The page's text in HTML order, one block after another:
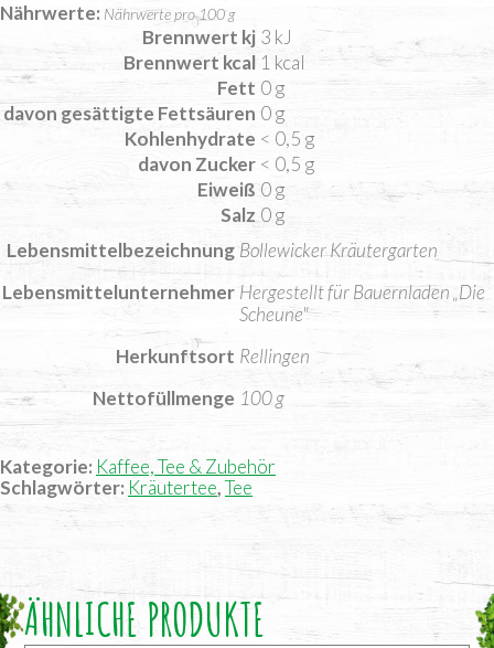
Nährwerte Nährwerte pro 100 g
Brennwert kj 3 kJ
Brennwert kcal 1 kcal
Fett 0g
davon gesättigte Fettsäuren 0g
Kohlenhydrate < 0,5 g
davon Zucker < 0,5 g
Eiweiß 0g
Salz 0g
Lebensmittelbezeichnung Bollewicker Kräutergarten
Lebensmittelunternehmer Hergestellt für Bauernladen „Die
Scheune"
Herkunftsort Rellingen
Nettofüllmenge 100 g
Kategorie: Kaffee, Tee & Zubehör
Schlagwörter: Kräutertee,Tee
ÄHNLICHE PRODUKTE